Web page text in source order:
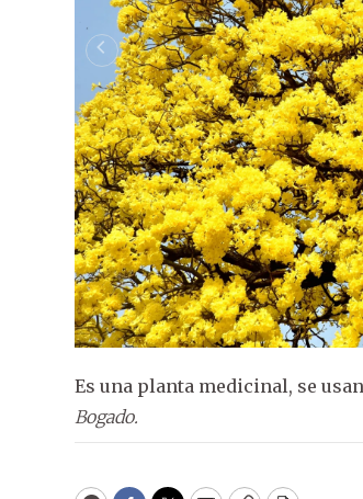
Es una planta medicinal, se
Bogado.